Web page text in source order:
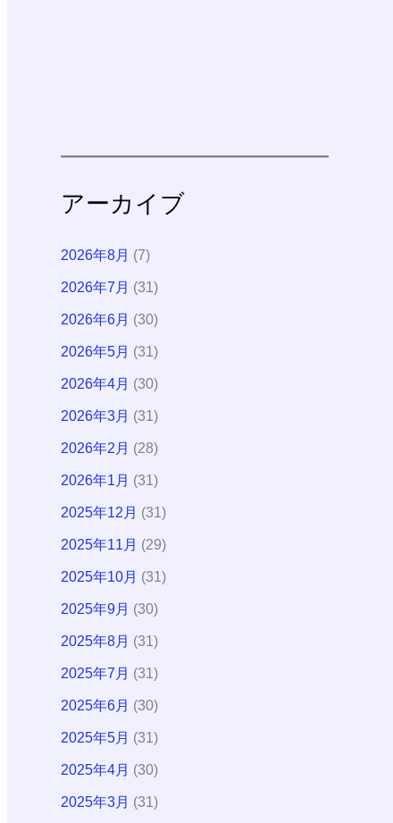
アーカイブ
2026年8月 (7)
2026年7月 (31)
2026年6月 (30)
2026年5月 (31)
2026年4月 (30)
2026年3月 (31)
2026年2月 (28)
2026年1月 (31)
2025年12月 (31)
2025年11月 (29)
2025年10月 (31)
2025年9月 (30)
2025年8月 (31)
2025年7月 (31)
2025年6月 (30)
2025年5月 (31)
2025年4月 (30)
2025年3月 (31)